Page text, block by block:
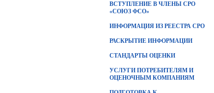
ВСТУПЛЕНИЕ В ЧЛЕНЫ СРО
«СОЮЗ ФСО»
ИНФОРМАЦИЯ ИЗ РЕЕСТРА СРО
РАСКРЫТИЕ ИНФОРМАЦИИ
СТАНДАРТЫ ОЦЕНКИ
УСЛУГИ ПОТРЕБИТЕЛЯМ И
ОЦЕНОЧНЫМ КОМПАНИЯМ